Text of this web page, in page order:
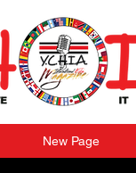
New Page